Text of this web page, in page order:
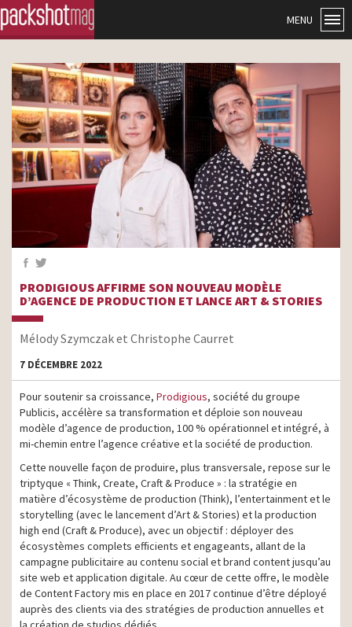
MENU
PRODIGIOUS AFFIRME SON NOUVEAU MODÈLE
D’AGENCE DE PRODUCTION ET LANCE ART & STORIES
Mélody Szymczak et Christophe Caurret
7 DÉCEMBRE 2022
Pour soutenir sa croissance, Prodigious, société du groupe
Publicis, accélère sa transformation et déploie son nouveau
modèle d’agence de production, 100 % opérationnel et intégré, à
mi-chemin entre l’agence créative et la société de production.
Cette nouvelle façon de produire, plus transversale, repose sur le
triptyque « Think, Create, Craft & Produce » : la stratégie en
matière d’écosystème de production (Think), l’entertainment et le
storytelling (avec le lancement d’Art & Stories) et la production
high end (Craft & Produce), avec un objectif : déployer des
écosystèmes complets efficients et engageants, allant de la
campagne publicitaire au contenu social et brand content jusqu’au
site web et application digitale. Au cœur de cette offre, le modèle
de Content Factory mis en place en 2017 continue d’être déployé
auprès des clients via des stratégies de production annuelles et